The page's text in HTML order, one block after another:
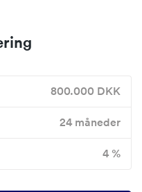
800.000 DKK
24 måneder
4 %